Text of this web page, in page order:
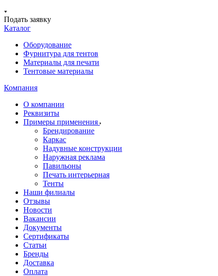
Подать заявку
Каталог
Оборудование
Фурнитура для тентов
Материалы для печати
Тентовые материалы
Компания
О компании
Реквизиты
Примеры применения
Брендирование
Каркас
Надувные конструкции
Наружная реклама
Павильоны
Печать интерьерная
Тенты
Наши филиалы
Отзывы
Новости
Вакансии
Документы
Cертификаты
Статьи
Бренды
Доставка
Оплата